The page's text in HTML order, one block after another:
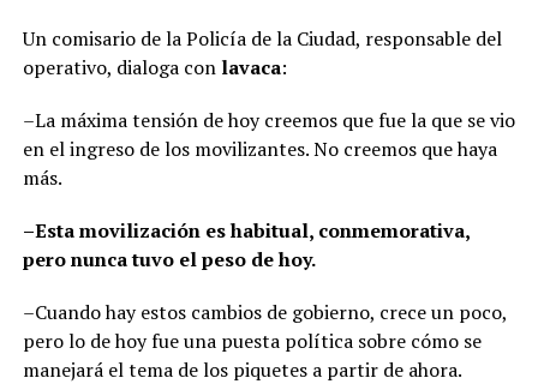
Un comisario de la Policía de la Ciudad, responsable del
operativo, dialoga con lavaca:
–La máxima tensión de hoy creemos que fue la que se vio
en el ingreso de los movilizantes. No creemos que haya
más.
–Esta movilización es habitual, conmemorativa,
pero nunca tuvo el peso de hoy.
–Cuando hay estos cambios de gobierno, crece un poco,
pero lo de hoy fue una puesta política sobre cómo se
manejará el tema de los piquetes a partir de ahora.